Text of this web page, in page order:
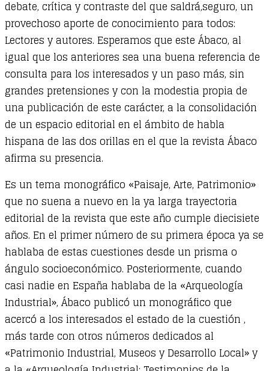
debate, crítica y contraste del que saldrá,seguro, un
provechoso aporte de conocimiento para todos:
Lectores y autores. Esperamos que este Ábaco, al
igual que los anteriores sea una buena referencia de
consulta para los interesados y un paso más, sin
grandes pretensiones y con la modestia propia de
una publicación de este carácter, a la consolidación
de un espacio editorial en el ámbito de habla
hispana de las dos orillas en el que la revista Ábaco
afirma su presencia.
Es un tema monográfico «Paisaje, Arte, Patrimonio»
que no suena a nuevo en la ya larga trayectoria
editorial de la revista que este año cumple diecisiete
años. En el primer número de su primera época ya se
hablaba de estas cuestiones desde un prisma o
ángulo socioeconómico. Posteriormente, cuando
casi nadie en España hablaba de la «Arqueología
Industrial», Ábaco publicó un monográfico que
acercó a los interesados el estado de la cuestión ,
más tarde con otros números dedicados al
«Patrimonio Industrial, Museos y Desarrollo Local» y